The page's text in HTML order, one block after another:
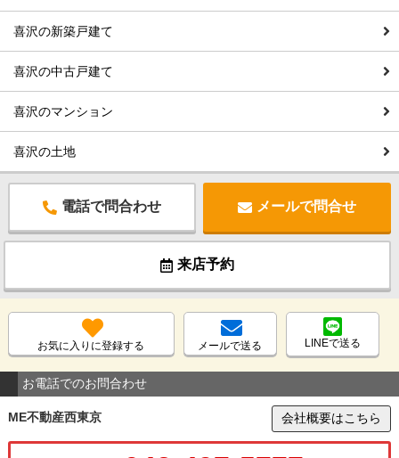
喜沢の新築戸建て
喜沢の中古戸建て
喜沢のマンション
喜沢の土地
電話で問合わせ メールで問合せ
来店予約
お気に入りに登録する メールで送る LINEで送る
お電話でのお問合わせ
ME不動産西東京 会社概要はこちら